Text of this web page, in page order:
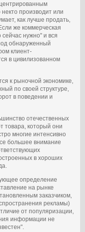
производит или
как лучше продать,
же коммерческая
сейчас нужно" и вся
обнаруженный
клиент-
в цивилизованном
к рыночной экономике,
по своей структуре,
в поведении и
отечественных
товара, который они
многие интенсивно
большее внимание
в хороших
определение
на рынке
заказчиком,
рекламы)
от популяризации,
информации не